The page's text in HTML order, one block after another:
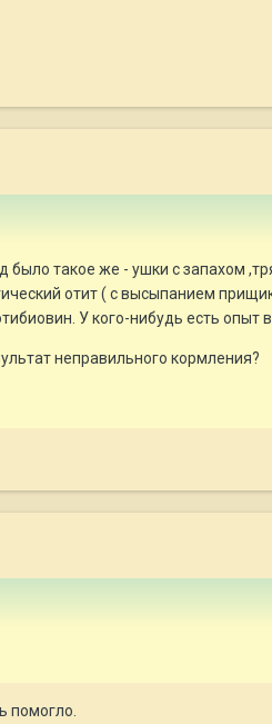
такое же - ушки с запахом
отит ( с высыпанием
У кого-нибудь есть опыт
неправильного кормления?
помогло.